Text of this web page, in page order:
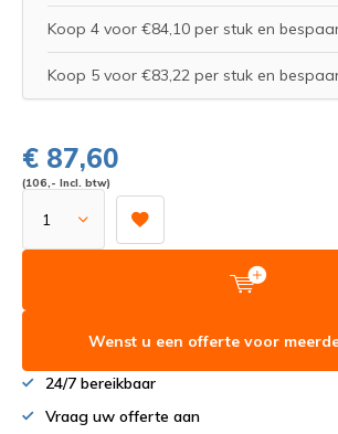
Koop 4 voor €84,10 per stuk en
Koop 5 voor €83,22 per stuk en
€ 87,60
(106,- Incl. btw)
Wenst u een offerte voor
24/7 bereikbaar
Vraag uw offerte aan